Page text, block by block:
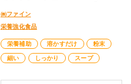
㈱ファイン
栄養強化食品
栄養補助 溶かすだけ
粉末
細い
しっかり スープ